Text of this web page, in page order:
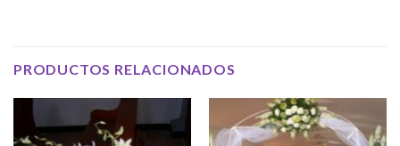
PRODUCTOS RELACIONADOS